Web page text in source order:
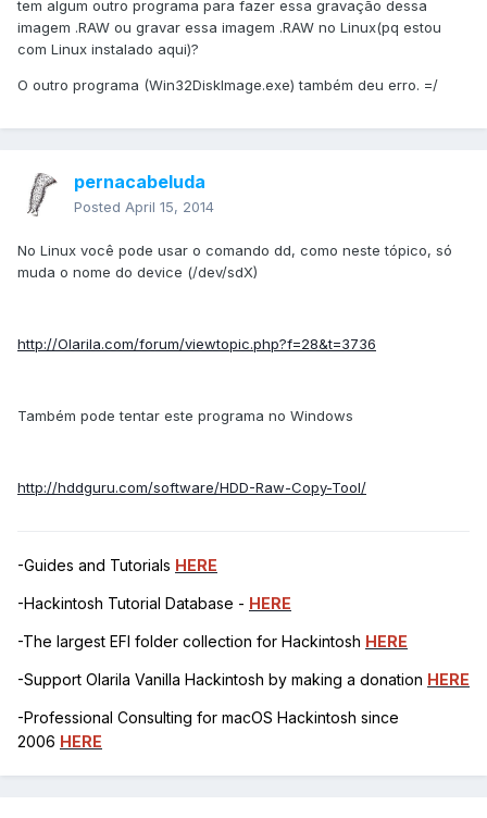
tem algum outro programa para fazer essa gravação dessa
imagem .RAW ou gravar essa imagem .RAW no Linux(pq estou
com Linux instalado aqui)?
O outro programa (Win32DiskImage.exe) também deu erro. =/
pernacabeluda
Posted April 15, 2014
No Linux você pode usar o comando dd, como neste tópico, só
muda o nome do device (/dev/sdX)
http://Olarila.com/forum/viewtopic.php?f=28&t=3736
Também pode tentar este programa no Windows
http://hddguru.com/software/HDD-Raw-Copy-Tool/
-Guides and Tutorials HERE
-Hackintosh Tutorial Database - HERE
-The largest EFI folder collection for Hackintosh HERE
-Support Olarila Vanilla Hackintosh by making a donation HERE
-Professional Consulting for macOS Hackintosh since
2006 HERE